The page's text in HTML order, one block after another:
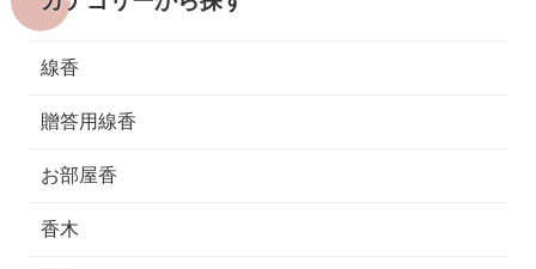
線香
贈答用線香
お部屋香
香木